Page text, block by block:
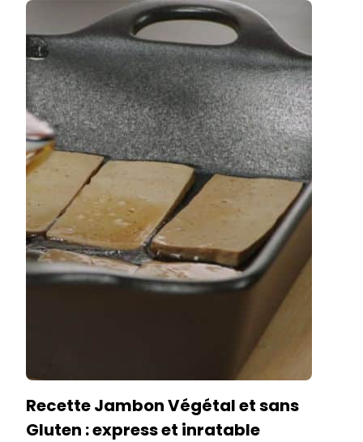
Recette Jambon Végétal et sans
Gluten : express et inratable